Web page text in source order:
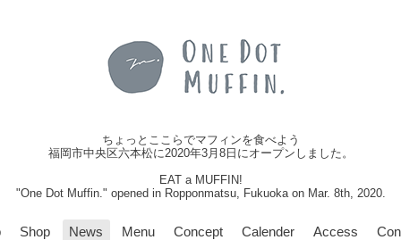
ちょっとここらでマフィンを食べよう
福岡市中央区六本松に2020年3月8日にオープンしました。
EAT a MUFFIN!
"One Dot Muffin." opened in Ropponmatsu, Fukuoka on Mar. 8th, 2020.
Shop News Menu Concept Calender Access